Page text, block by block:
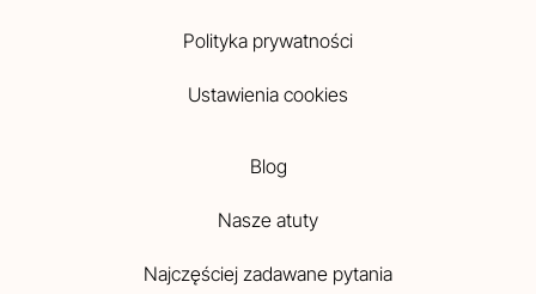
Polityka prywatności
Ustawienia cookies
Blog
Nasze atuty
Najczęściej zadawane pytania